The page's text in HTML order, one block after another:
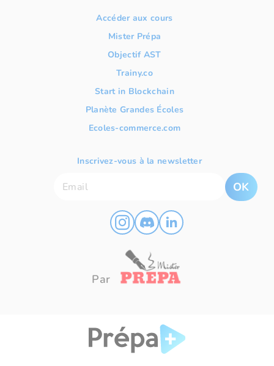
Accéder aux cours
Mister Prépa
Objectif AST
Trainy.co
Start in Blockchain
Planète Grandes Écoles
Ecoles-commerce.com
Inscrivez-vous à la newsletter
OK
Par